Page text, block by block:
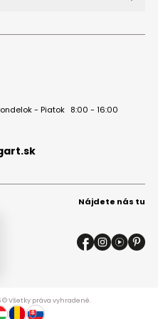
- Piatok 8:00 - 16:00
Nájdete nás tu
© Všetky práva vyhradené.